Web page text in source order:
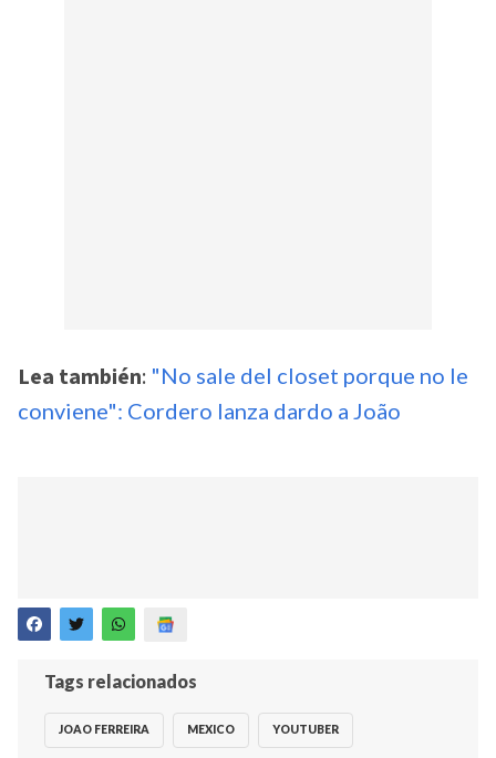
Lea también: "No sale del closet porque no le
conviene": Cordero lanza dardo a João
Tags relacionados
JOAO FERREIRA MEXICO YOUTUBER